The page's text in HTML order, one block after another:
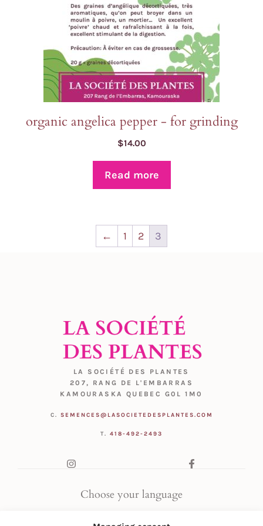
organic angelica pepper - for grinding
$14.00
Read more
← 1 2 3
LA SOCIÉTÉ DES PLANTES
207, RANG DE L'EMBARRAS
KAMOURASKA QUEBEC G0L 1M0
C. SEMENCES@LASOCIETEDESPLANTES.COM
T. 418-492-2493
Choose your language
FR